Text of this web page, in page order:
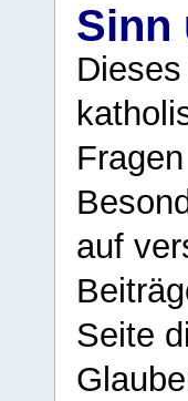
Sinn
auf
Seite